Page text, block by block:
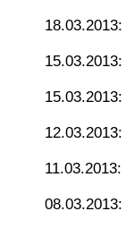
18.03.2013:
15.03.2013:
15.03.2013:
12.03.2013:
11.03.2013:
08.03.2013: